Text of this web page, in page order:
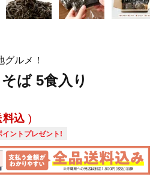
ルメ！
ば 5食入り
料込
イントプレゼント!